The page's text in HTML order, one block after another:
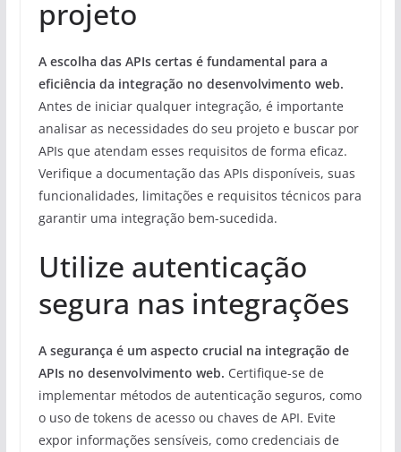
projeto
A escolha das APIs certas é fundamental para a
eficiência da integração no desenvolvimento web.
Antes de iniciar qualquer integração, é importante
analisar as necessidades do seu projeto e buscar por
APIs que atendam esses requisitos de forma eficaz.
Verifique a documentação das APIs disponíveis, suas
funcionalidades, limitações e requisitos técnicos para
garantir uma integração bem-sucedida.
Utilize autenticação
segura nas integrações
A segurança é um aspecto crucial na integração de
APIs no desenvolvimento web. Certifique-se de
implementar métodos de autenticação seguros, como
o uso de tokens de acesso ou chaves de API. Evite
expor informações sensíveis, como credenciais de